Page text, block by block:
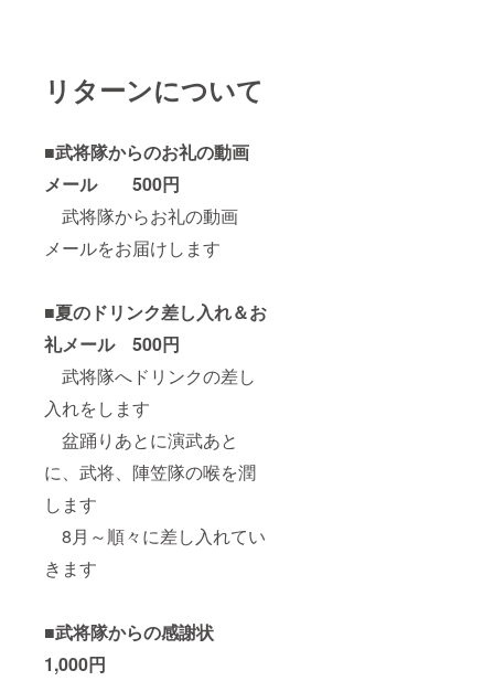
リターンについて
■武将隊からのお礼の動画
メール 500円
武将隊からお礼の動画
メールをお届けします
■夏のドリンク差し入れ＆お
礼メール 500円
武将隊へドリンクの差し
入れをします
盆踊りあとに演武あと
に、武将、陣笠隊の喉を潤
します
8月～順々に差し入れてい
きます
■武将隊からの感謝状
1,000円